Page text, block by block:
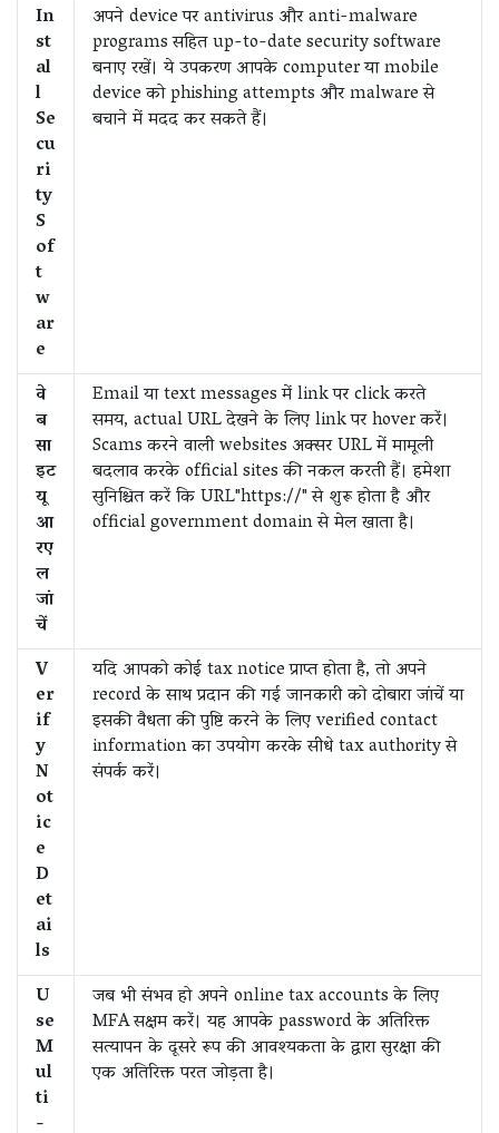
In
st
al
l
Se
cu
ri
ty
S
of
t
w
ar
e
अपने device पर antivirus और anti-malware
programs सहित up-to-date security software
बनाए रखें। ये उपकरण आपके computer या mobile
device को phishing attempts और malware से
बचाने में मदद कर सकते हैं।
वे
ब
सा
इट
यू
आ
रए
ल
जां
चें
Email या text messages में link पर click करते
समय, actual URL देखने के लिए link पर hover करें।
Scams करने वाली websites अक्सर URL में मामूली
बदलाव करके official sites की नकल करती हैं। हमेशा
सुनिश्चित करें कि URL"https://" से शुरू होता है और
official government domain से मेल खाता है।
V
er
if
y
N
ot
ic
e
D
et
ai
ls
यदि आपको कोई tax notice प्राप्त होता है, तो अपने
record के साथ प्रदान की गई जानकारी को दोबारा जांचें या
इसकी वैधता की पुष्टि करने के लिए verified contact
information का उपयोग करके सीधे tax authority से
संपर्क करें।
U
se
M
ul
ti
-
जब भी संभव हो अपने online tax accounts के लिए
MFA सक्षम करें। यह आपके password के अतिरिक्त
सत्यापन के दूसरे रूप की आवश्यकता के द्वारा सुरक्षा की
एक अतिरिक्त परत जोड़ता है।